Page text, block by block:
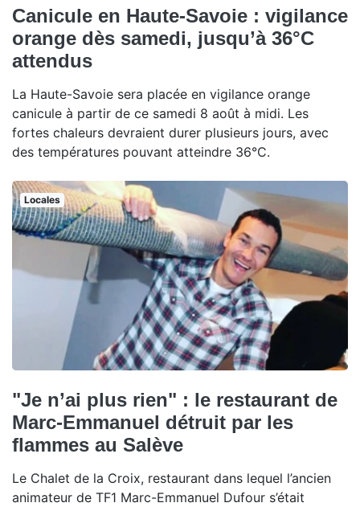
Canicule en Haute-Savoie : vigilance
orange dès samedi, jusqu’à 36°C
attendus
La Haute-Savoie sera placée en vigilance orange
canicule à partir de ce samedi 8 août à midi. Les
fortes chaleurs devraient durer plusieurs jours, avec
des températures pouvant atteindre 36°C.
Locales
"Je n’ai plus rien" : le restaurant de
Marc-Emmanuel détruit par les
flammes au Salève
Le Chalet de la Croix, restaurant dans lequel l’ancien
animateur de TF1 Marc-Emmanuel Dufour s’était